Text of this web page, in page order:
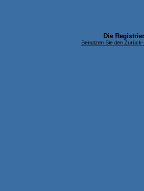
Die
Benutzen Sie den